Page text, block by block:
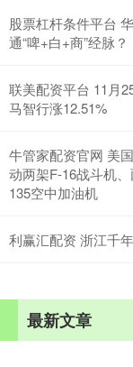
股票杠杆条件平台
通“啤+白+商”经脉？
联美配资平台 11月
马智行涨12.51%
牛管家配资官网 美
动两架F-16战斗机
135空中加油机
利赢汇配资 浙江千
最新文章